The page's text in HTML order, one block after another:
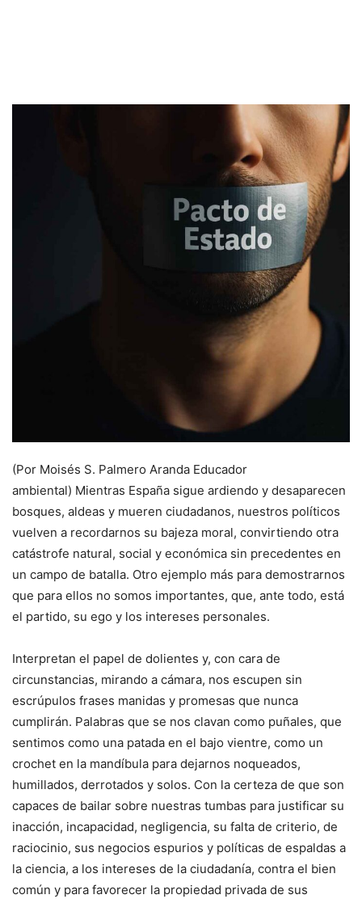
(Por Moisés S. Palmero Aranda Educador
ambiental) Mientras España sigue ardiendo y desaparecen
bosques, aldeas y mueren ciudadanos, nuestros políticos
vuelven a recordarnos su bajeza moral, convirtiendo otra
catástrofe natural, social y económica sin precedentes en
un campo de batalla. Otro ejemplo más para demostrarnos
que para ellos no somos importantes, que, ante todo, está
el partido, su ego y los intereses personales.
Interpretan el papel de dolientes y, con cara de
circunstancias, mirando a cámara, nos escupen sin
escrúpulos frases manidas y promesas que nunca
cumplirán. Palabras que se nos clavan como puñales, que
sentimos como una patada en el bajo vientre, como un
crochet en la mandíbula para dejarnos noqueados,
humillados, derrotados y solos. Con la certeza de que son
capaces de bailar sobre nuestras tumbas para justificar su
inacción, incapacidad, negligencia, su falta de criterio, de
raciocinio, sus negocios espurios y políticas de espaldas a
la ciencia, a los intereses de la ciudadanía, contra el bien
común y para favorecer la propiedad privada de sus